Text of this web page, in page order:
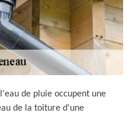
de pluie occupent une
de la toiture d'une